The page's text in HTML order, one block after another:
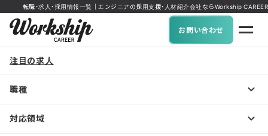
転職・求人・採用情報一覧｜エンジニアの採用支援・人材紹介会社ならWorkship CAREER
お問い合わせ
注目の求人
職種
対応領域